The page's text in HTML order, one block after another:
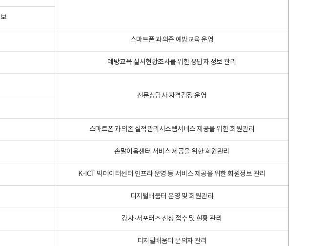
스마트폰 과의존 예방교육 운영
예방교육 실시현황조사를 위한 응답자 정보 관리
전문상담사 자격검정 운영
스마트폰 과의존 실적관리시스템서비스 제공을 위한 회원관리
손말이음센터 서비스 제공을 위한 회원관리
K-ICT 빅데이터센터 인프라 운영 등 서비스 제공을 위한 회원정보 관리
디지털배움터 운영 및 회원관리
강사·서포터즈 신청 접수 및 현황 관리
디지털배움터 문의자 관리